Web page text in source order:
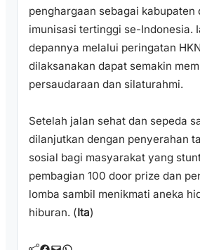
penghargaan sebagai kabupaten
imunisasi tertinggi se-Indonesia.
depannya melalui peringatan
dilaksanakan dapat semakin
persaudaraan dan silaturahmi.
Setelah jalan sehat dan sepeda
dilanjutkan dengan penyerahan
sosial bagi masyarakat yang
pembagian 100 door prize dan
lomba sambil menikmati aneka
hiburan. (Ita)